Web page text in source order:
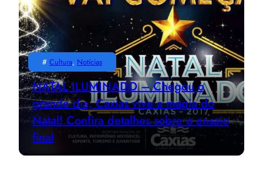
# Cultura, Notícias
NATAL ILUMINADO – Chegou o
grande dia, Caxias vive a magia do
Natal! Confira detalhes sobre o ensaio
final